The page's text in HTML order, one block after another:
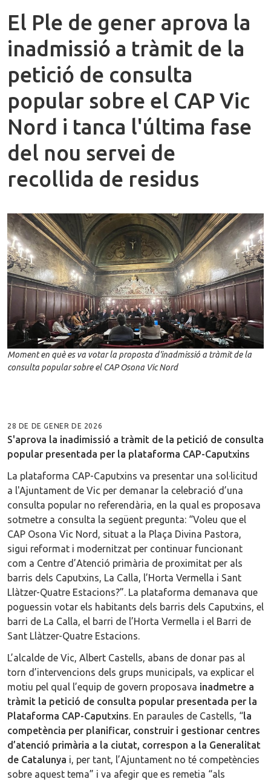
El Ple de gener aprova la
inadmissió a tràmit de la
petició de consulta
popular sobre el CAP Vic
Nord i tanca l'última fase
del nou servei de
recollida de residus
Moment en què es va votar la proposta d'inadmissió a tràmit de la
consulta popular sobre el CAP Osona Vic Nord
28 DE DE GENER DE 2026
S'aprova la inadimissió a tràmit de la petició de consulta
popular presentada per la plataforma CAP-Caputxins
La plataforma CAP-Caputxins va presentar una sol·licitud
a l'Ajuntament de Vic per demanar la celebració d’una
consulta popular no referendària, en la qual es proposava
sotmetre a consulta la següent pregunta: “Voleu que el
CAP Osona Vic Nord, situat a la Plaça Divina Pastora,
sigui reformat i modernitzat per continuar funcionant
com a Centre d’Atenció primària de proximitat per als
barris dels Caputxins, La Calla, l’Horta Vermella i Sant
Llàtzer-Quatre Estacions?”. La plataforma demanava que
poguessin votar els habitants dels barris dels Caputxins, el
barri de La Calla, el barri de l’Horta Vermella i el Barri de
Sant Llàtzer-Quatre Estacions.
L’alcalde de Vic, Albert Castells, abans de donar pas al
torn d’intervencions dels grups municipals, va explicar el
motiu pel qual l’equip de govern proposava inadmetre a
tràmit la petició de consulta popular presentada per la
Plataforma CAP-Caputxins. En paraules de Castells, “la
competència per planificar, construir i gestionar centres
d’atenció primària a la ciutat, correspon a la Generalitat
de Catalunya i, per tant, l’Ajuntament no té competències
sobre aquest tema” i va afegir que es remetia “als